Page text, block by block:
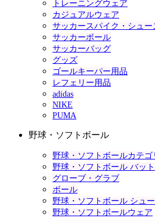
トレーニングウェア
カジュアルウェア
サッカースパイク・シュー
サッカーボール
サッカーバッグ
グッズ
ゴールキーパー用品
レフェリー用品
adidas
NIKE
PUMA
野球・ソフトボール
野球・ソフトボールカテゴ
野球・ソフトボール バット
グローブ・グラブ
ボール
野球・ソフトボール シュ
野球・ソフトボールウェア